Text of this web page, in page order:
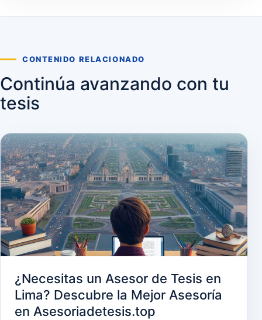
CONTENIDO RELACIONADO
Continúa avanzando con tu
tesis
¿Necesitas un Asesor de Tesis en
Lima? Descubre la Mejor Asesoría
en Asesoriadetesis.top